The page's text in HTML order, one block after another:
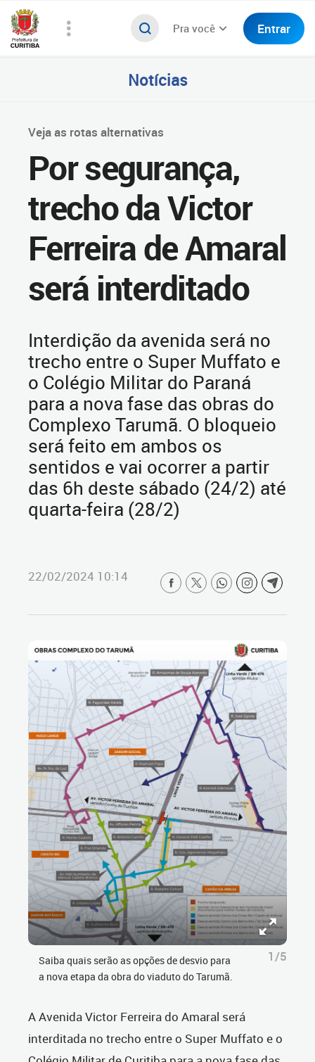
Pra você Entrar
Notícias
Veja as rotas alternativas
Por segurança,
trecho da Victor
Ferreira de Amaral
será interditado
Interdição da avenida será no
trecho entre o Super Muffato e
o Colégio Militar do Paraná
para a nova fase das obras do
Complexo Tarumã. O bloqueio
será feito em ambos os
sentidos e vai ocorrer a partir
das 6h deste sábado (24/2) até
quarta-feira (28/2)
22/02/2024 10:14
Saiba quais serão as opções de desvio para
a nova etapa da obra do viaduto do Tarumã.
1/5
A Avenida Victor Ferreira do Amaral será
interditada no trecho entre o Super Muffato e o